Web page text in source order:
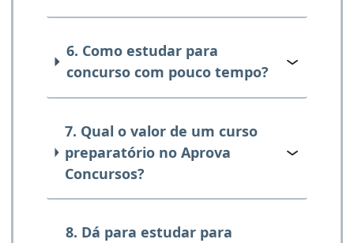
6. Como estudar para
concurso com pouco tempo?
7. Qual o valor de um curso
preparatório no Aprova
Concursos?
8. Dá para estudar para